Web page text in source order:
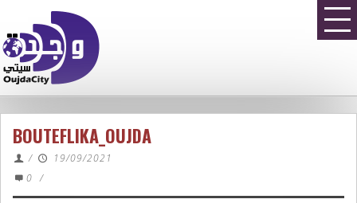
BOUTEFLIKA_OUJDA
/
19/09/2021
0 /